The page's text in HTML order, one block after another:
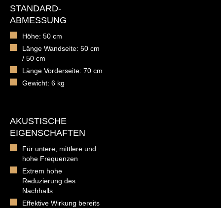
STANDARD-
ABMESSUNG
Höhe: 50 cm
Länge Wandseite: 50 cm
/ 50 cm
Länge Vorderseite: 70 cm
Gewicht: 6 kg
AKUSTISCHE
EIGENSCHAFTEN
Für untere, mittlere und
hohe Frequenzen
Extrem hohe
Reduzierung des
Nachhalls
Effektive Wirkung bereits